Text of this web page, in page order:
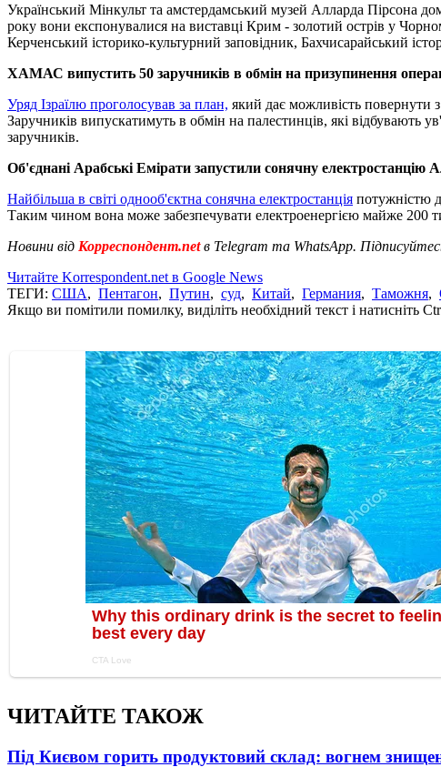
Український Мінкульт та амстердамський музей Алларда Пірсона
року вони експонувалися на виставці Крим - золотий острів у
Керченський історико-культурний заповідник, Бахчисарайський
ХАМАС випустить 50 заручників в обмін на призупинення
Уряд Ізраїлю проголосував за план, який дає можливість
Заручників випускатимуть в обмін на палестинців, які
заручників.
Об'єднані Арабські Емірати запустили сонячну електростанцію
Найбільша в світі однооб'єктна сонячна електростанція потужністю
Таким чином вона може забезпечувати електроенергією майже 200
Новини від Корреспондент.netв Telegram та WhatsApp.
Читайте Korrespondent.net в Google News
ТЕГИ: США, Пентагон, Путин, суд, Китай, Германия, Таможня,
Якщо ви помітили помилку, виділіть необхідний текст і натисніть
ЧИТАЙТЕ ТАКОЖ
Під Києвом горить продуктовий склад: вогнем